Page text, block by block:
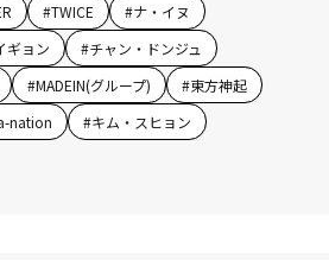
#TWICE #ナ・イヌ
ギョン #チャン・ドンジュ
#MADEIN(グループ) #東方神起
nation #キム・スヒョン